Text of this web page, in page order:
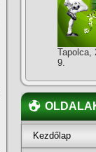
Tapolca,
9.
Kezdőlap